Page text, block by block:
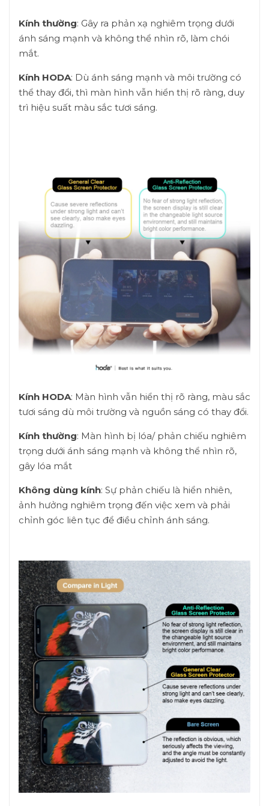
Kính thường: Gây ra phản xạ nghiêm trọng dưới
ánh sáng mạnh và không thể nhìn rõ, làm chói
mắt.
Kính HODA: Dù ánh sáng mạnh và môi trường có
thể thay đổi, thì màn hình vẫn hiển thị rõ ràng, duy
trì hiệu suất màu sắc tươi sáng.
Kính HODA: Màn hình vẫn hiển thị rõ ràng, màu sắc
tươi sáng dù môi trường và nguồn sáng có thay đổi.
Kính thường: Màn hình bị lóa/ phản chiếu nghiêm
trọng dưới ánh sáng mạnh và không thể nhìn rõ,
gây lóa mắt
Không dùng kính: Sự phản chiếu là hiển nhiên,
ảnh hưởng nghiêm trọng đến việc xem và phải
chỉnh góc liên tục để điều chỉnh ánh sáng.